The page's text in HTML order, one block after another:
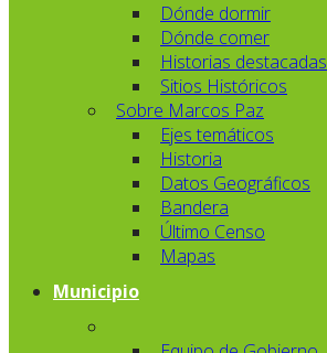
Dónde dormir
Dónde comer
Historias destacadas
Sitios Históricos
Sobre Marcos Paz
Ejes temáticos
Historia
Datos Geográficos
Bandera
Último Censo
Mapas
Municipio